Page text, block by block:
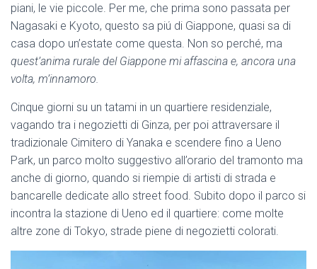
piani, le vie piccole. Per me, che prima sono passata per
Nagasaki e Kyoto, questo sa piú di Giappone, quasi sa di
casa dopo un’estate come questa. Non so perché, ma
quest’anima rurale del Giappone mi affascina e, ancora una
volta, m’innamoro.
Cinque giorni su un tatami in un quartiere residenziale,
vagando tra i negozietti di Ginza, per poi attraversare il
tradizionale Cimitero di Yanaka e scendere fino a Ueno
Park, un parco molto suggestivo all’orario del tramonto ma
anche di giorno, quando si riempie di artisti di strada e
bancarelle dedicate allo street food. Subito dopo il parco si
incontra la stazione di Ueno ed il quartiere: come molte
altre zone di Tokyo, strade piene di negozietti colorati.